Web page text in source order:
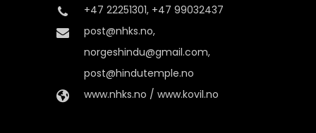
+47 22251301, +47 99032437
post@nhks.no,
norgeshindu@gmail.com,
post@hindutemple.no
www.nhks.no / www.kovil.no